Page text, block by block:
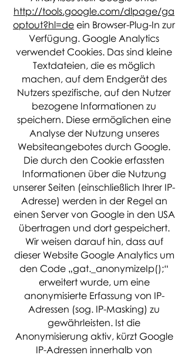
http://tools.google.com/dlpage/ga
optout?hl=de ein Browser-Plug-In zur
Verfügung. Google Analytics
verwendet Cookies. Das sind kleine
Textdateien, die es möglich
machen, auf dem Endgerät des
Nutzers spezifische, auf den Nutzer
bezogene Informationen zu
speichern. Diese ermöglichen eine
Analyse der Nutzung unseres
Websiteangebotes durch Google.
Die durch den Cookie erfassten
Informationen über die Nutzung
unserer Seiten (einschließlich Ihrer IP-
Adresse) werden in der Regel an
einen Server von Google in den USA
übertragen und dort gespeichert.
Wir weisen darauf hin, dass auf
dieser Website Google Analytics um
den Code „gat._anonymizeIp();“
erweitert wurde, um eine
anonymisierte Erfassung von IP-
Adressen (sog. IP-Masking) zu
gewährleisten. Ist die
Anonymisierung aktiv, kürzt Google
IP-Adressen innerhalb von